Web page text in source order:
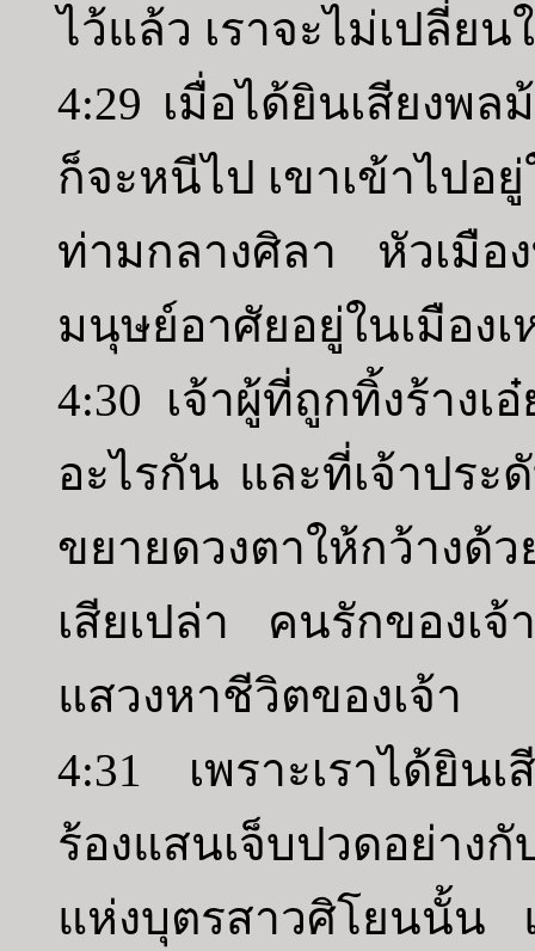
ไว้แล้ว เราจะไม่เปลี่ย
4:29 เมื่อได้ยินเสียงพ
ก็จะหนีไป เขาเข้าไป
ท่ามกลางศิลา หัวเมือ
มนุษย์อาศัยอยู่ในเมืองเ
4:30 เจ้าผู้ที่ถูกทิ้งร้างเ
อะไรกัน และที่เจ้าปร
ขยายดวงตาให้กว้างด้
เสียเปล่า คนรักของเ
แสวงหาชีวิตของเจ้า
4:31 เพราะเราได้ยิน
ร้องแสนเจ็บปวดอย่าง
แห่งบุตรสาวศิโยนนั้น